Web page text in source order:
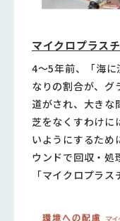
マイクロプラス
4〜5年前、「海
なりの割合が、グ
道がされ、大きな
芝をなくすわけに
いようにするため
ウンドで回収・処
「マイクロプラス